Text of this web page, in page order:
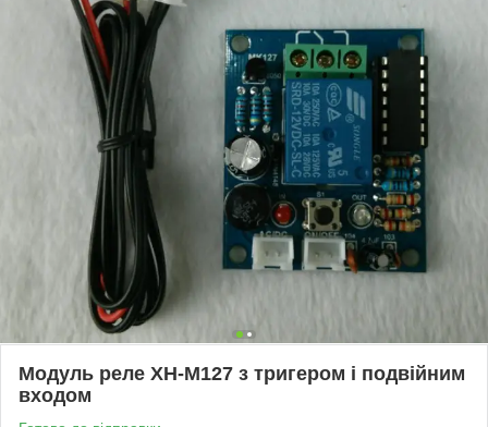
Модуль реле XH-M127 з тригером і подвійним
входом